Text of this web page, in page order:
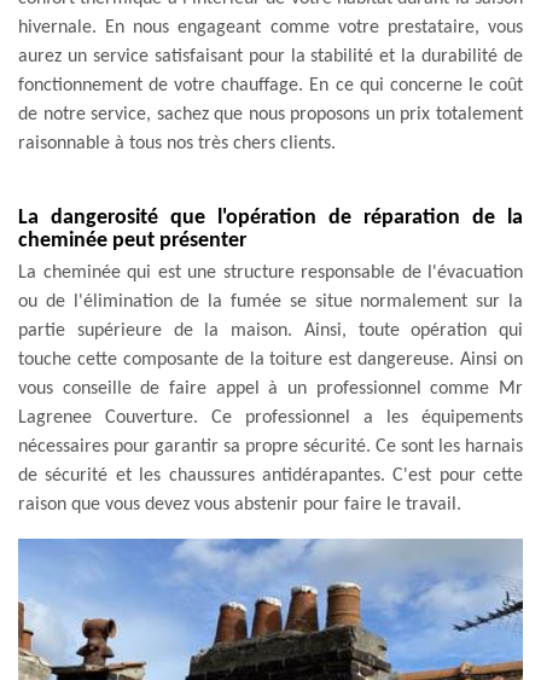
hivernale. En nous engageant comme votre prestataire, vous
aurez un service satisfaisant pour la stabilité et la durabilité de
fonctionnement de votre chauffage. En ce qui concerne le coût
de notre service, sachez que nous proposons un prix totalement
raisonnable à tous nos très chers clients.
La dangerosité que l'opération de réparation de la
cheminée peut présenter
La cheminée qui est une structure responsable de l'évacuation
ou de l'élimination de la fumée se situe normalement sur la
partie supérieure de la maison. Ainsi, toute opération qui
touche cette composante de la toiture est dangereuse. Ainsi on
vous conseille de faire appel à un professionnel comme Mr
Lagrenee Couverture. Ce professionnel a les équipements
nécessaires pour garantir sa propre sécurité. Ce sont les harnais
de sécurité et les chaussures antidérapantes. C'est pour cette
raison que vous devez vous abstenir pour faire le travail.